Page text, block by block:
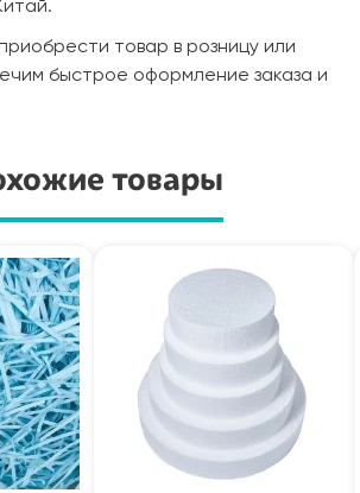
товар в розницу или
быстрое оформление заказа и
товары